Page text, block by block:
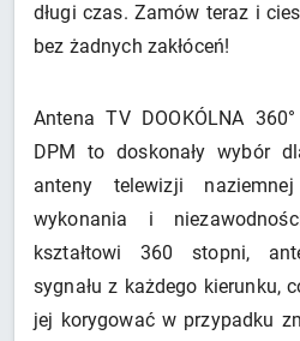
długi czas. Zamów teraz i
bez żadnych zakłóceń!
Antena TV DOOKÓLNA
DPM to doskonały wybór
anteny telewizji
wykonania i
kształtowi 360 stopni,
sygnału z każdego kierunku,
jej korygować w przypadku